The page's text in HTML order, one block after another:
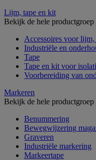
Lijm, tape en kit
Bekijk de hele productgroep
Accessoires voor
Industriële en
Tape
Tape en kit voor
Voorbereiding van
Markeren
Bekijk de hele productgroep
Benummering
Bewegwijzering
Graveren
Industriële markering
Markeertape